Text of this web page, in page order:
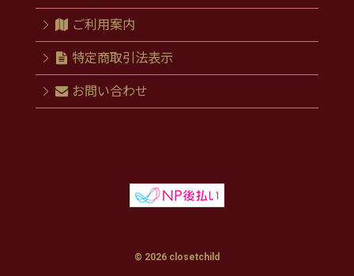
ご利用案内
特定商取引法表示
お問い合わせ
© 2026 closetchild